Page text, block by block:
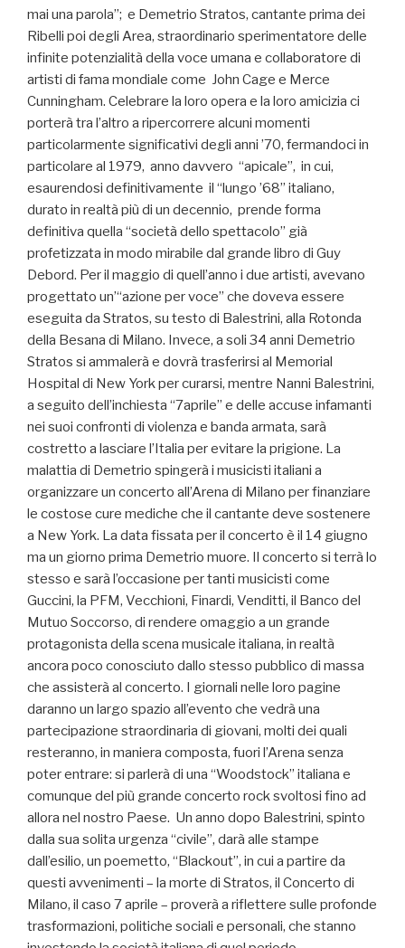
mai una parola”; e Demetrio Stratos, cantante prima dei
Ribelli poi degli Area, straordinario sperimentatore delle
infinite potenzialità della voce umana e collaboratore di
artisti di fama mondiale come John Cage e Merce
Cunningham. Celebrare la loro opera e la loro amicizia ci
porterà tra l’altro a ripercorrere alcuni momenti
particolarmente significativi degli anni ’70, fermandoci in
particolare al 1979, anno davvero “apicale”, in cui,
esaurendosi definitivamente il “lungo ’68” italiano,
durato in realtà più di un decennio, prende forma
definitiva quella “società dello spettacolo” già
profetizzata in modo mirabile dal grande libro di Guy
Debord. Per il maggio di quell’anno i due artisti, avevano
progettato un’“azione per voce” che doveva essere
eseguita da Stratos, su testo di Balestrini, alla Rotonda
della Besana di Milano. Invece, a soli 34 anni Demetrio
Stratos si ammalerà e dovrà trasferirsi al Memorial
Hospital di New York per curarsi, mentre Nanni Balestrini,
a seguito dell’inchiesta “7aprile” e delle accuse infamanti
nei suoi confronti di violenza e banda armata, sarà
costretto a lasciare l’Italia per evitare la prigione. La
malattia di Demetrio spingerà i musicisti italiani a
organizzare un concerto all’Arena di Milano per finanziare
le costose cure mediche che il cantante deve sostenere
a New York. La data fissata per il concerto è il 14 giugno
ma un giorno prima Demetrio muore. Il concerto si terrà lo
stesso e sarà l’occasione per tanti musicisti come
Guccini, la PFM, Vecchioni, Finardi, Venditti, il Banco del
Mutuo Soccorso, di rendere omaggio a un grande
protagonista della scena musicale italiana, in realtà
ancora poco conosciuto dallo stesso pubblico di massa
che assisterà al concerto. I giornali nelle loro pagine
daranno un largo spazio all’evento che vedrà una
partecipazione straordinaria di giovani, molti dei quali
resteranno, in maniera composta, fuori l’Arena senza
poter entrare: si parlerà di una “Woodstock” italiana e
comunque del più grande concerto rock svoltosi fino ad
allora nel nostro Paese. Un anno dopo Balestrini, spinto
dalla sua solita urgenza “civile”, darà alle stampe
dall’esilio, un poemetto, “Blackout”, in cui a partire da
questi avvenimenti – la morte di Stratos, il Concerto di
Milano, il caso 7 aprile – proverà a riflettere sulle profonde
trasformazioni, politiche sociali e personali, che stanno